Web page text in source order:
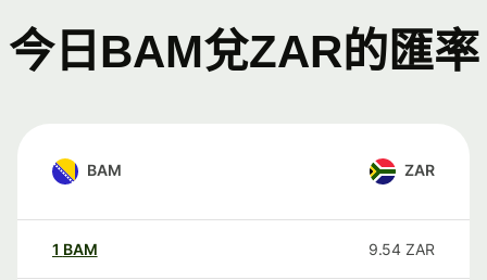
今日BAM兌ZAR的匯率
BAM ZAR
1 BAM 9.54 ZAR